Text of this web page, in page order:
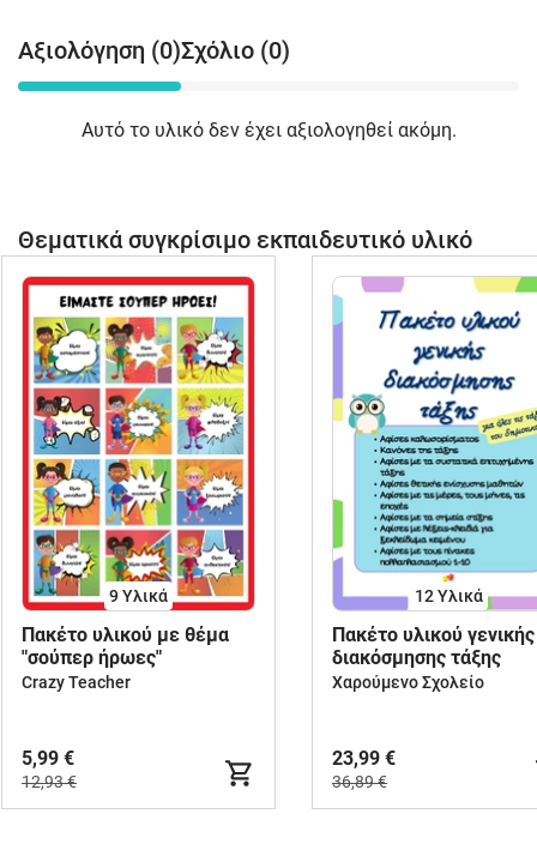
Αξιολόγηση (0)Σχόλιο (0)
Αυτό το υλικό δεν έχει αξιολογηθεί ακόμη.
Θεματικά συγκρίσιμο εκπαιδευτικό υλικό
9 Υλικά
Πακέτο υλικού με θέμα
"σούπερ ήρωες"
Crazy Teacher
5,99 €
12,93 €
12 Υλικά
Πακέτο υλικού γενικής
διακόσμησης τάξης
Χαρούμενο Σχολείο
23,99 €
36,89 €